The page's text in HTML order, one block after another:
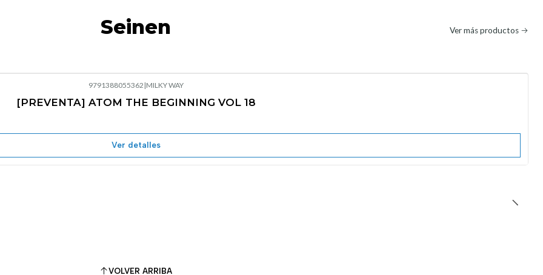
Seinen Ver más productos
9791388055362 |MILKY WAY
[PREVENTA] ATOM THE BEGINNING VOL 18
Ver detalles
VOLVER ARRIBA